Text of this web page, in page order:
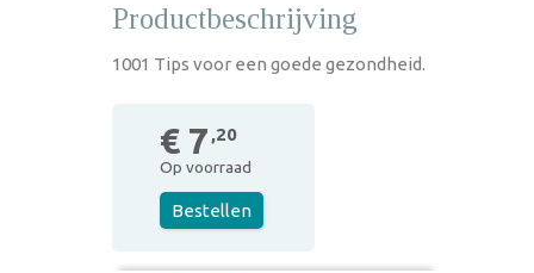
Productbeschrijving
1001 Tips voor een goede gezondheid.
€ 7 ,20
Op voorraad
Bestellen